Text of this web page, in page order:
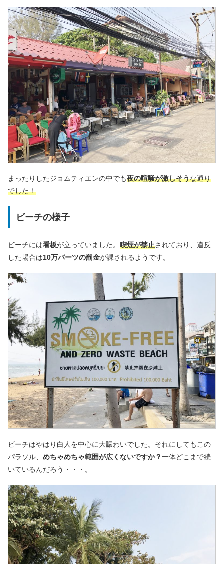
まったりしたジョムティエンの中でも夜の喧騒が激しそうな通り
でした！
ビーチの様子
ビーチには看板が立っていました。 喫煙が禁止されており、違反
した場合は10万バーツの罰金が課されるようです。
ビーチはやはり白人を中心に大賑わいでした。それにしてもこの
パラソル、 めちゃめちゃ範囲が広くないですか？一体どこまで続
いているんだろう・・・。